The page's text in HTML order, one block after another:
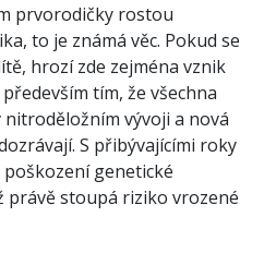
prvorodičky rostou
to je známá věc. Pokud se
hrozí zde zejména vznik
tím, že všechna
vývoji a nová
S přibývajícími roky
genetické
právě stoupá riziko vrozené